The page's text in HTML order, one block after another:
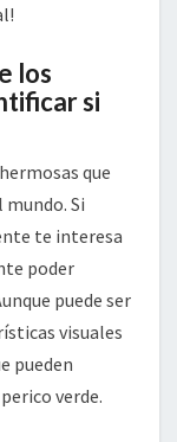
los
si
que
Si
te interesa
poder
puede ser
visuales
pueden
verde.